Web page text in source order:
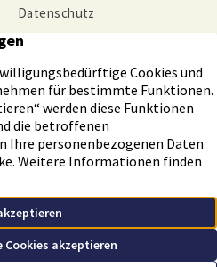
Datenschutz
Immobilien GmbH – Ihr